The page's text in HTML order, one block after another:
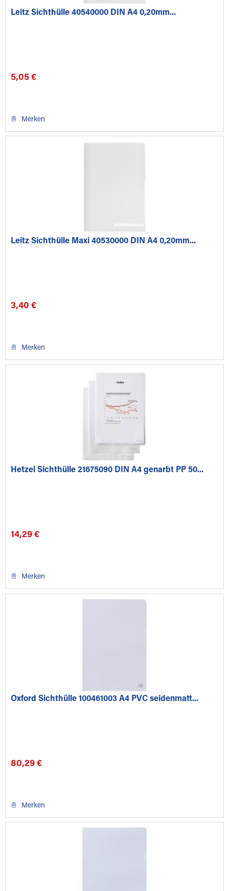
Leitz Sichthülle 40540000 DIN A4 0,20mm...
5,05 €
Merken
Leitz Sichthülle Maxi 40530000 DIN A4 0,20mm...
3,40 €
Merken
Hetzel Sichthülle 21675090 DIN A4 genarbt PP 50...
14,29 €
Merken
Oxford Sichthülle 100461003 A4 PVC seidenmatt...
80,29 €
Merken